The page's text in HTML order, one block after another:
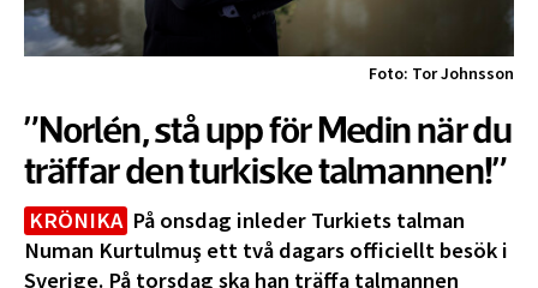
Foto: Tor Johnsson
”Norlén, stå upp för Medin när du
träffar den turkiske talmannen!”
KRÖNIKA På onsdag inleder Turkiets talman
Numan Kurtulmuş ett två dagars officiellt besök i
Sverige. På torsdag ska han träffa talmannen